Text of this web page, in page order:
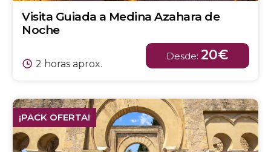
Visita Guiada a Medina Azahara de
Noche
2 horas aprox.
Desde: 20€
¡PACK OFERTA!